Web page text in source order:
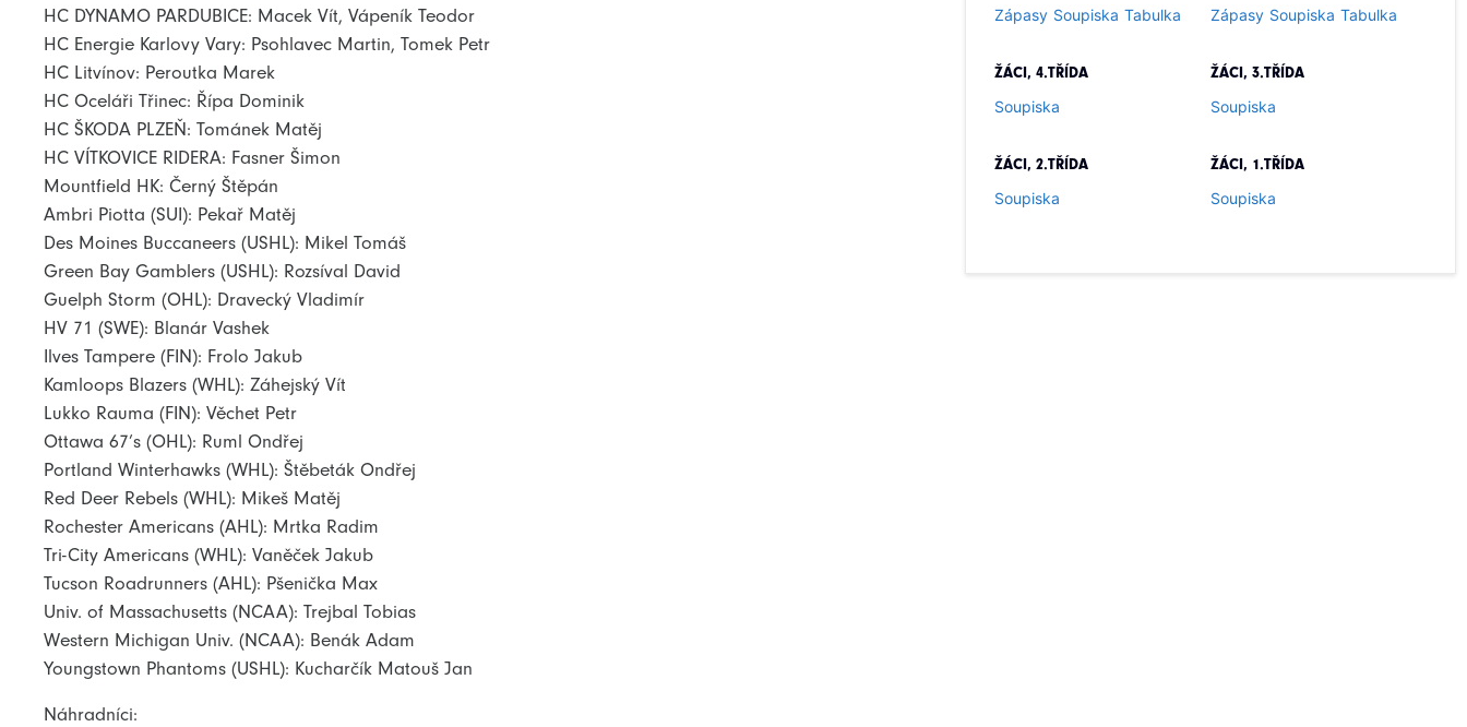
HC DYNAMO PARDUBICE: Macek Vít, Vápeník Teodor
HC Energie Karlovy Vary: Psohlavec Martin, Tomek Petr
HC Litvínov: Peroutka Marek
HC Oceláři Třinec: Řípa Dominik
HC ŠKODA PLZEŇ: Tománek Matěj
HC VÍTKOVICE RIDERA: Fasner Šimon
Mountfield HK: Černý Štěpán
Ambri Piotta (SUI): Pekař Matěj
Des Moines Buccaneers (USHL): Mikel Tomáš
Green Bay Gamblers (USHL): Rozsíval David
Guelph Storm (OHL): Dravecký Vladimír
HV 71 (SWE): Blanár Vashek
Ilves Tampere (FIN): Frolo Jakub
Kamloops Blazers (WHL): Záhejský Vít
Lukko Rauma (FIN): Věchet Petr
Ottawa 67’s (OHL): Ruml Ondřej
Portland Winterhawks (WHL): Štěbeták Ondřej
Red Deer Rebels (WHL): Mikeš Matěj
Rochester Americans (AHL): Mrtka Radim
Tri-City Americans (WHL): Vaněček Jakub
Tucson Roadrunners (AHL): Pšenička Max
Univ. of Massachusetts (NCAA): Trejbal Tobias
Western Michigan Univ. (NCAA): Benák Adam
Youngstown Phantoms (USHL): Kucharčík Matouš Jan
Náhradníci:
Zápasy Soupiska Tabulka
Zápasy Soupiska Tabulka
ŽÁCI, 4.TŘÍDA
Soupiska
ŽÁCI, 3.TŘÍDA
Soupiska
ŽÁCI, 2.TŘÍDA
Soupiska
ŽÁCI, 1.TŘÍDA
Soupiska